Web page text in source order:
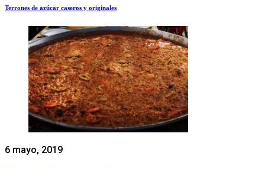
Terrones de azúcar caseros y originales
6 mayo, 2019